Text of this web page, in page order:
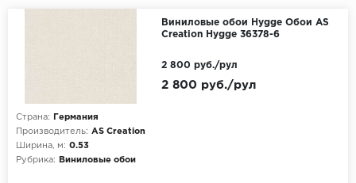
Виниловые обои Hygge Обои AS
Creation Hygge 36378-6
Страна:
Германия
Производитель: AS Creation
Ширина, м: 0.53
Рубрика:
Виниловые обои
2 800 руб./рул
2 800 руб./рул